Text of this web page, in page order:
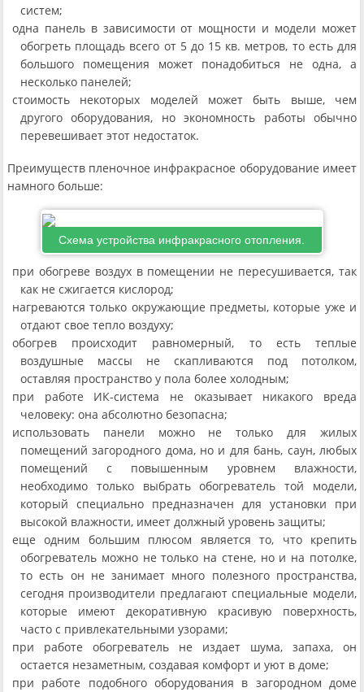
систем;
одна панель в зависимости от мощности и модели может
обогреть площадь всего от 5 до 15 кв. метров, то есть для
большого помещения может понадобиться не одна, а
несколько панелей;
стоимость некоторых моделей может быть выше, чем
другого оборудования, но экономность работы обычно
перевешивает этот недостаток.
Преимуществ пленочное инфракрасное оборудование имеет
намного больше:
Схема устройства инфракрасного отопления.
при обогреве воздух в помещении не пересушивается, так
как не сжигается кислород;
нагреваются только окружающие предметы, которые уже и
отдают свое тепло воздуху;
обогрев происходит равномерный, то есть теплые
воздушные массы не скапливаются под потолком,
оставляя пространство у пола более холодным;
при работе ИК-система не оказывает никакого вреда
человеку: она абсолютно безопасна;
использовать панели можно не только для жилых
помещений загородного дома, но и для бань, саун, любых
помещений с повышенным уровнем влажности,
необходимо только выбрать обогреватель той модели,
который специально предназначен для установки при
высокой влажности, имеет должный уровень защиты;
еще одним большим плюсом является то, что крепить
обогреватель можно не только на стене, но и на потолке,
то есть он не занимает много полезного пространства,
сегодня производители предлагают специальные модели,
которые имеют декоративную красивую поверхность,
часто с привлекательными узорами;
при работе обогреватель не издает шума, запаха, он
остается незаметным, создавая комфорт и уют в доме;
при работе подобного оборудования в загородном доме